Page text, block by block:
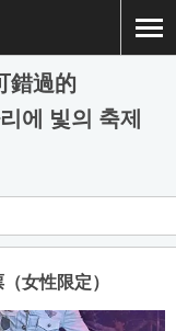
錯過的
에 빛의 축제
女性限定）